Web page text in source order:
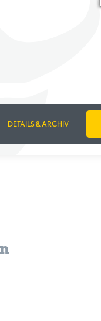
DETAILS & ARCHIV